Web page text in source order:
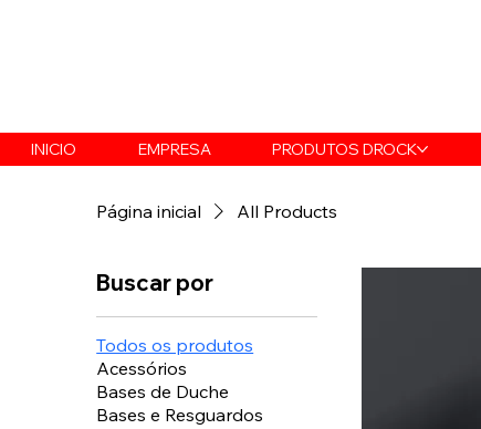
INICIO EMPRESA PRODUTOS DROCK
Página inicial All Products
Buscar por
Todos os produtos
Acessórios
Bases de Duche
Bases e Resguardos